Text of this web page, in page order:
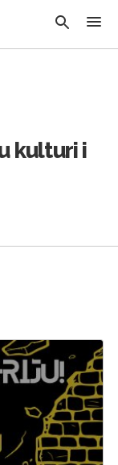
kulturi i